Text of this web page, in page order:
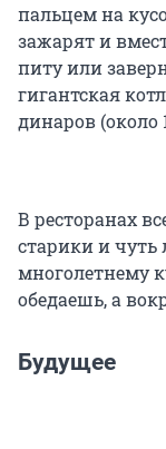
пальцем на
зажарят и
питу или
гигантская
динаров (около
В ресторанах
старики и чуть
многолетнему
обедаешь, а
Будущее